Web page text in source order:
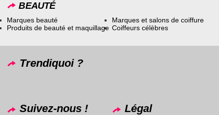
BEAUTÉ
Marques beauté
Produits de beauté et maquillage
Marques et salons de coiffure
Coiffeurs célèbres
Trendiquoi ?
Suivez-nous ! Légal